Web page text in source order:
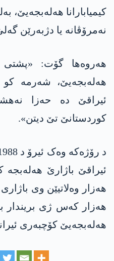
کیمیابارانا هه‌له‌بجه‌یێ،
نەمرۆڤانە یا دژبەرێن
هه‌له‌بجه‌یێ، شەرمە کو
ئیراقێ دە حەزا
کوردستانێ تێ دیتن».
هەزار کەس ژی
هەلەبجەیێ کۆچبەری